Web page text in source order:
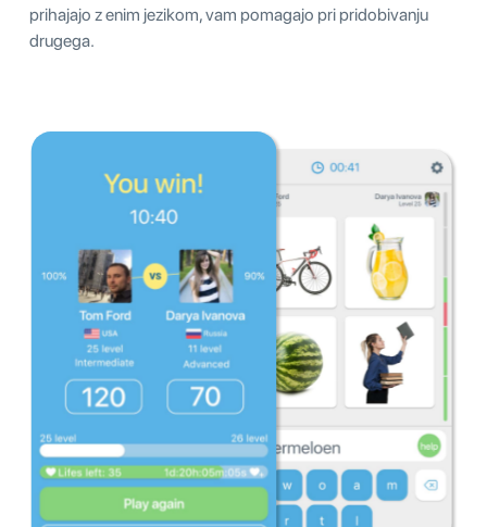
prihajajo z enim jezikom, vam pomagajo pri pridobivanju
drugega.